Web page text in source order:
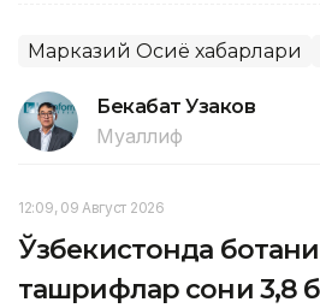
Марказий Осиё хабарлари
Бекабат Узаков
Муаллиф
12:09, 09 Август 2026
Ўзбекистонда
ташрифлар сони 3,8